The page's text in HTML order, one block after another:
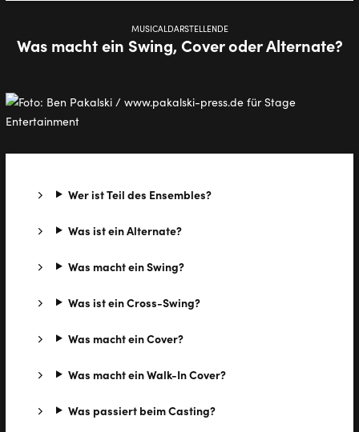
MUSICALDARSTELLENDE
Was macht ein Swing, Cover oder Alternate?
Wer ist Teil des Ensembles?
Was ist ein Alternate?
Was macht ein Swing?
Was ist ein Cross-Swing?
Was macht ein Cover?
Was macht ein Walk-In Cover?
Was passiert beim Casting?